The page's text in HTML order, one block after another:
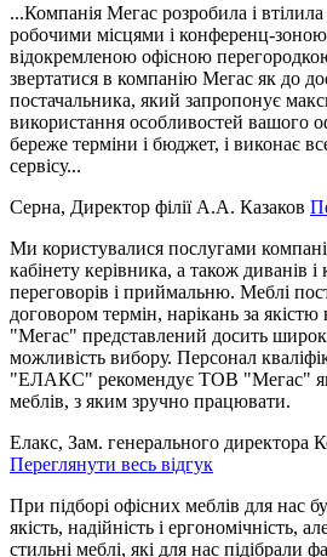
...Компанія Мегас розробила і
робочими місцями і конференц-
відокремленою офісною
звертатися в компанію Мегас як до
постачальника, який запропонує
використання особливостей вашого
береже терміни і бюджет, і виконає
сервісу...
Серна, Директор філії А.А. Казаков
Ми користувалися послугами
кабінету керівника, а також диванів і
переговорів і приймальню. Меблі
договором термін, нарікань за
"Мегас" представлений досить
можливість вибору. Персонал
"ЕЛАКС" рекомендує ТОВ "Мегас" як
меблів, з яким зручно працювати.
Елакс, Зам. генерального
Переглянути весь відгук
При підборі офісних меблів для нас
якість, надійність і ергономічність,
стильні меблі, які для нас підібрали